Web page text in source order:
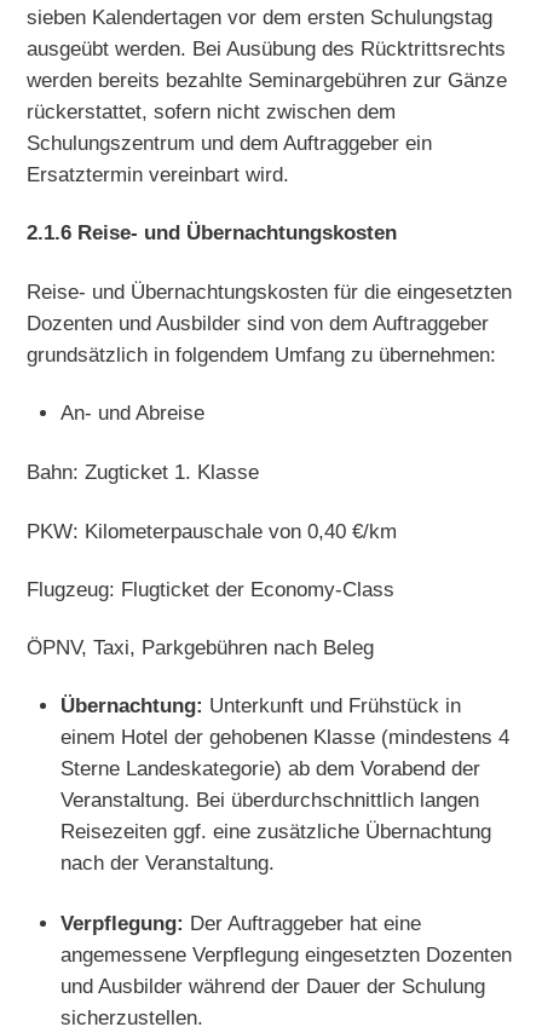
sieben Kalendertagen vor dem ersten Schulungstag
ausgeübt werden. Bei Ausübung des Rücktrittsrechts
werden bereits bezahlte Seminargebühren zur Gänze
rückerstattet, sofern nicht zwischen dem
Schulungszentrum und dem Auftraggeber ein
Ersatztermin vereinbart wird.
2.1.6 Reise- und Übernachtungskosten
Reise- und Übernachtungskosten für die eingesetzten
Dozenten und Ausbilder sind von dem Auftraggeber
grundsätzlich in folgendem Umfang zu übernehmen:
An- und Abreise
Bahn: Zugticket 1. Klasse
PKW: Kilometerpauschale von 0,40 €/km
Flugzeug: Flugticket der Economy-Class
ÖPNV, Taxi, Parkgebühren nach Beleg
Übernachtung: Unterkunft und Frühstück in
einem Hotel der gehobenen Klasse (mindestens 4
Sterne Landeskategorie) ab dem Vorabend der
Veranstaltung. Bei überdurchschnittlich langen
Reisezeiten ggf. eine zusätzliche Übernachtung
nach der Veranstaltung.
Verpflegung: Der Auftraggeber hat eine
angemessene Verpflegung eingesetzten Dozenten
und Ausbilder während der Dauer der Schulung
sicherzustellen.